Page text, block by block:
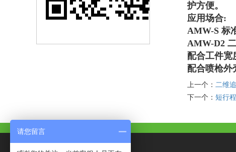
护方便。
应用场合:
AMW-S 标
AMW-D2
配合工件宽
配合喷枪外
上一个： 二维
下一个： 短行
请您留言